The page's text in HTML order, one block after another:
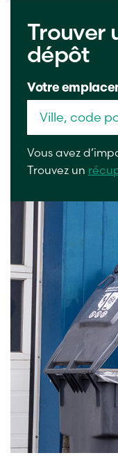
Trouver
dépôt
Votre
Vous avez
Trouvez un